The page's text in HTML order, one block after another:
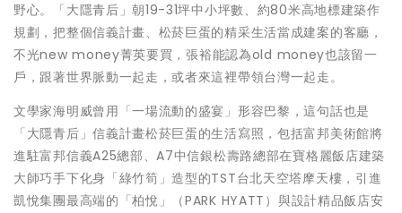
野心。「大隱青后」朝19-31坪中小坪數、約80米高地標建築作
規劃，把整個信義計畫、松菸巨蛋的精采生活當成建案的客廳，
不光new money菁英要買，張裕能認為old money也該留一
戶，跟著世界脈動一起走，或者來這裡帶領台灣一起走。
文學家海明威曾用「一場流動的盛宴」形容巴黎，這句話也是
「大隱青后」信義計畫松菸巨蛋的生活寫照，包括富邦美術館將
進駐富邦信義A25總部、A7中信銀松壽路總部在寶格麗飯店建築
大師巧手下化身「綠竹筍」造型的TST台北天空塔摩天樓，引進
凱悅集團最高端的「柏悅」（PARK HYATT）與設計精品飯店安